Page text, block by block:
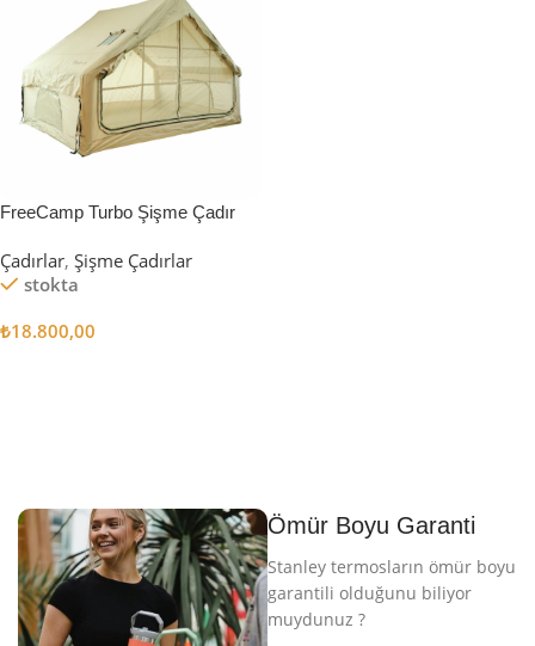
FreeCamp Turbo Şişme Çadır
Çadırlar, Şişme Çadırlar
stokta
₺18.800,00
Ömür Boyu Garanti
Stanley termosların ömür boyu
garantili olduğunu biliyor
muydunuz ?